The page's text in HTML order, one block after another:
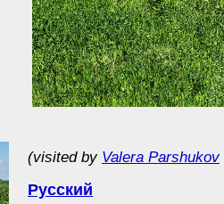
(visited by Valera Parshukov
Русский